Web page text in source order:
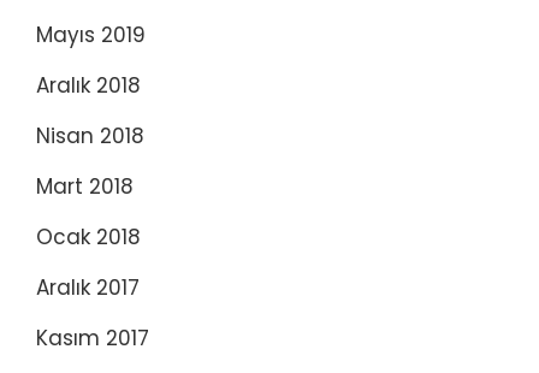
Mayıs 2019
Aralık 2018
Nisan 2018
Mart 2018
Ocak 2018
Aralık 2017
Kasım 2017